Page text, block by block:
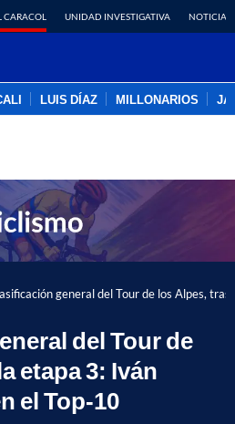
CARACOL UNIDAD INVESTIGATIVA NOTICIAS
LUIS DÍAZ MILLONARIOS
general del Tour de los Alpes,
del Tour de
etapa 3: Iván
el Top-10